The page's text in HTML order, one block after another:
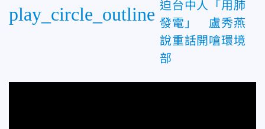
play_circle_outline 迫台中人「用肺
發電」 盧秀燕
說重話開嗆環境
部